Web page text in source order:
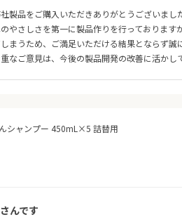
製品をご購入いただきありがとうございまし
やさしさを第一に製品作りを行っておりま
まうため、ご満足いただける結果とならず誠
なご意見は、今後の製品開発の改善に活かし
シャンプー 450mL×5 詰替用
んです